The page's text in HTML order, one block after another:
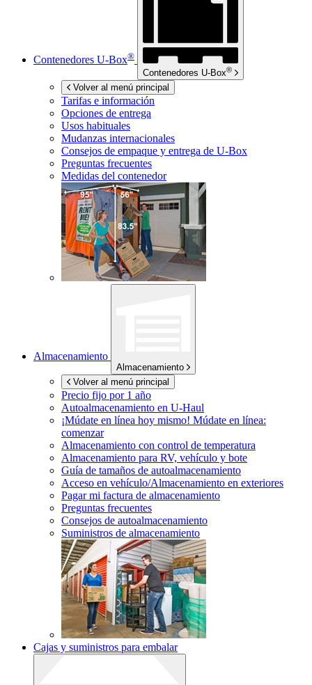
Contenedores U-Box®
Contenedores U-Box®
Volver al menú principal
Tarifas e información
Opciones de entrega
Usos habituales
Mudanzas internacionales
Consejos de empaque y entrega de U-Box
Preguntas frecuentes
Medidas del contenedor
Almacenamiento
Almacenamiento
Volver al menú principal
Precio fijo por 1 año
Autoalmacenamiento en U-Haul
¡Múdate en línea hoy mismo! Múdate en línea:
comenzar
Almacenamiento con control de temperatura
Almacenamiento para RV, vehículo y bote
Guía de tamaños de autoalmacenamiento
Acceso en vehículo/Almacenamiento en exteriores
Pagar mi factura de almacenamiento
Preguntas frecuentes
Consejos de autoalmacenamiento
Suministros de almacenamiento
Cajas y suministros para embalar